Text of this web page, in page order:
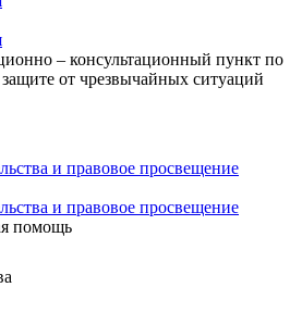
– консультационный пункт по
от чрезвычайных ситуаций
и правовое просвещение
и правовое просвещение
помощь